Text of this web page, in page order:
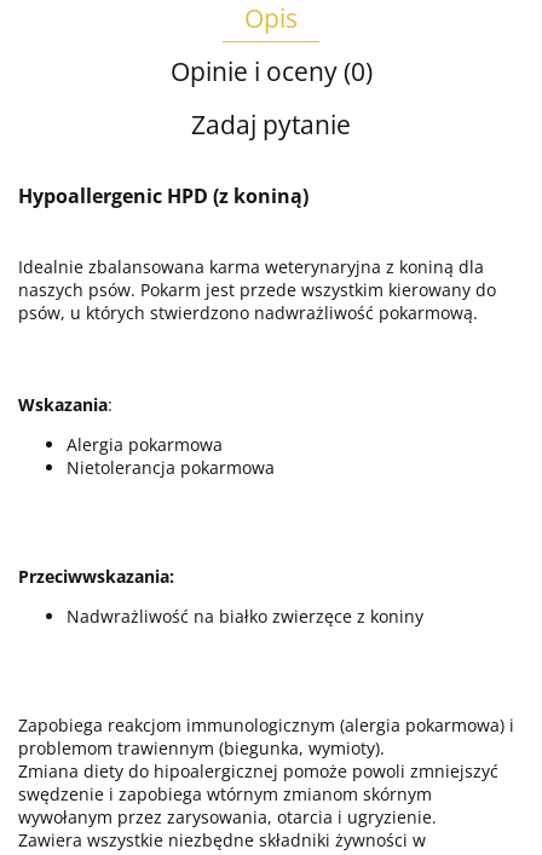
Opis
Opinie i oceny (0)
Zadaj pytanie
Hypoallergenic HPD (z koniną)
Idealnie zbalansowana karma weterynaryjna z koniną dla
naszych psów. Pokarm jest przede wszystkim kierowany do
psów, u których stwierdzono nadwrażliwość pokarmową.
Wskazania:
Alergia pokarmowa
Nietolerancja pokarmowa
Przeciwwskazania:
Nadwrażliwość na białko zwierzęce z koniny
Zapobiega reakcjom immunologicznym (alergia pokarmowa) i
problemom trawiennym (biegunka, wymioty).
Zmiana diety do hipoalergicznej pomoże powoli zmniejszyć
swędzenie i zapobiega wtórnym zmianom skórnym
wywołanym przez zarysowania, otarcia i ugryzienie.
Zawiera wszystkie niezbędne składniki żywności w